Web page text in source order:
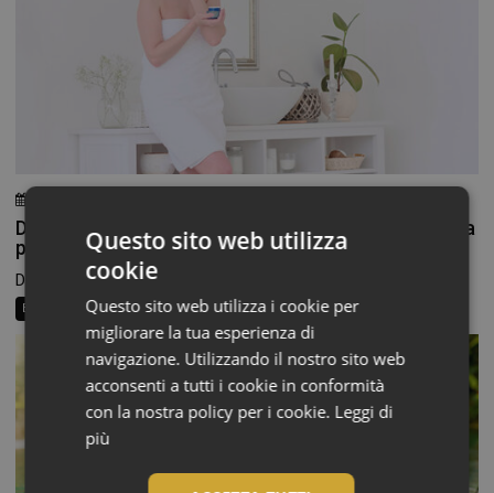
Doposole, il beauty ritual che fa durare l’estate sulla
pelle
Dopo ore trascorse in spiaggia o all’aperto, la pelle...
Beauty News Consigli al banco Farma Social Connect
Questo sito web utilizza
cookie
Questo sito web utilizza i cookie per
migliorare la tua esperienza di
navigazione. Utilizzando il nostro sito web
acconsenti a tutti i cookie in conformità
con la nostra policy per i cookie. Leggi di
più